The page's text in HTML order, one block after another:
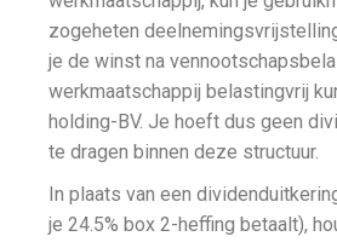
zogeheten
je de winst na
werkmaatschappij belastingvrij
holding-BV. Je hoeft dus geen
te dragen binnen deze structuur.
In plaats van een
je 24.5% box 2-heffing betaalt),